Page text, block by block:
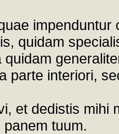
quidam
quidam
parte interiori,
et dedistis mihi
tuum.